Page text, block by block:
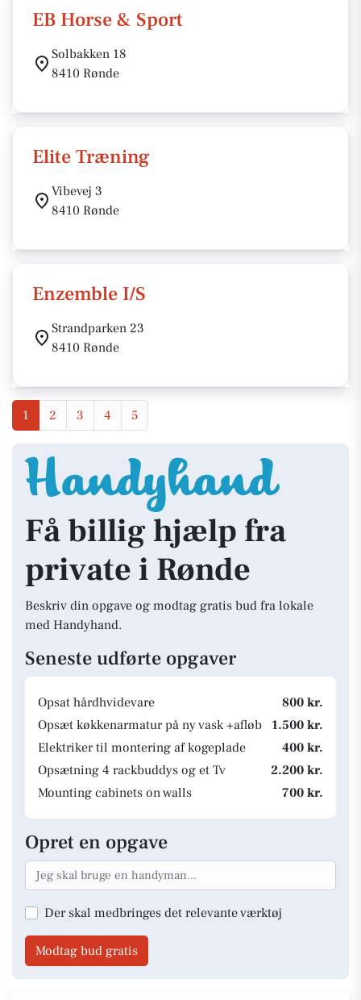
EB Horse & Sport
Solbakken 18
8410 Rønde
Elite Træning
Vibevej 3
8410 Rønde
Enzemble I/S
Strandparken 23
8410 Rønde
1 2 3 4 5
Få billig hjælp fra
private i Rønde
Beskriv din opgave og modtag gratis bud fra lokale
med Handyhand.
Seneste udførte opgaver
Opsat hårdhvidevare
800 kr.
Opsæt køkkenarmatur på ny vask +afløb
1.500 kr.
Elektriker til montering af kogeplade
400 kr.
Opsætning 4 rackbuddys og et Tv
2.200 kr.
Mounting cabinets on walls
700 kr.
Opret en opgave
Der skal medbringes det relevante værktøj
Modtag bud gratis